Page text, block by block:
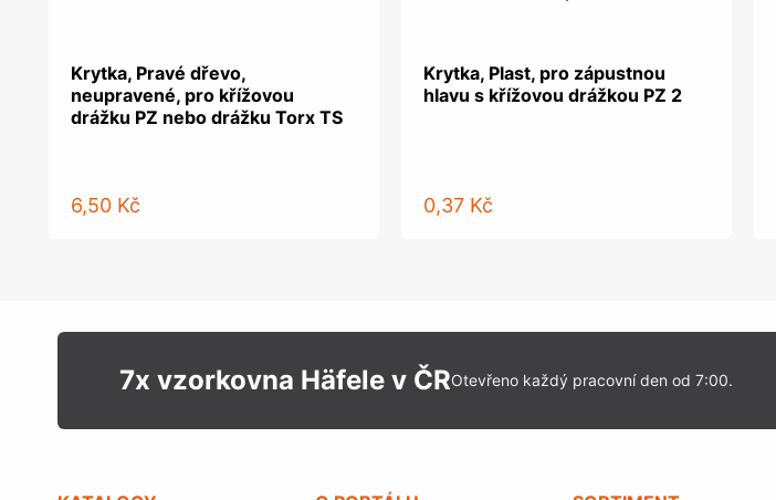
Krytka, Pravé dřevo,
neupravené, pro křížovou
drážku PZ nebo drážku Torx TS
6,50 Kč
Krytka, Plast, pro zápustnou
hlavu s křížovou drážkou PZ 2
0,37 Kč
7x vzorkovna Häfele v ČROtevřeno každý pracovní den od 7:00.